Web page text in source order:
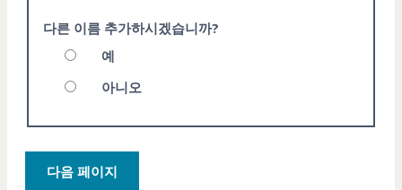
다른 이름 추가하시겠습니까?
예
아니오